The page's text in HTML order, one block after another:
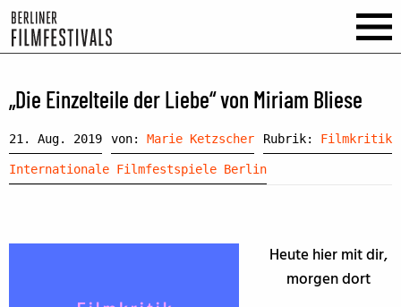
„Die Einzelteile der Liebe“ von Miriam Bliese
21. Aug. 2019 von: Marie Ketzscher Rubrik: Filmkritik
Internationale Filmfestspiele Berlin
Heute hier mit dir,
morgen dort